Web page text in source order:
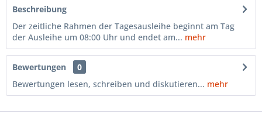
Beschreibung
Der zeitliche Rahmen der Tagesausleihe beginnt am Tag
der Ausleihe um 08:00 Uhr und endet am... mehr
Bewertungen
0
Bewertungen lesen, schreiben und diskutieren... mehr